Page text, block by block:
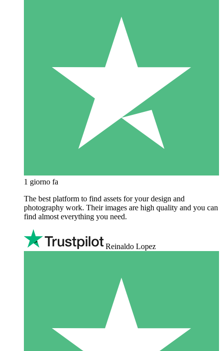
1 giorno fa
The best platform to find assets for your design and
photography work. Their images are high quality and you can
find almost everything you need.
Reinaldo Lopez